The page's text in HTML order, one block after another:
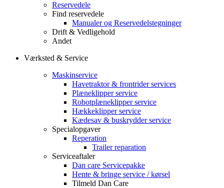
Reservedele
Find reservedele
Manualer og Reservedelstegninger
Drift & Vedligehold
Andet
Værksted & Service
Maskinservice
Havetraktor & frontrider services
Plæneklipper service
Robotplæneklipper service
Hækkeklipper service
Kædesav & buskrydder service
Specialopgaver
Reperation
Trailer reparation
Serviceaftaler
Dan care Servicepakke
Hente & bringe service / kørsel
Tilmeld Dan Care